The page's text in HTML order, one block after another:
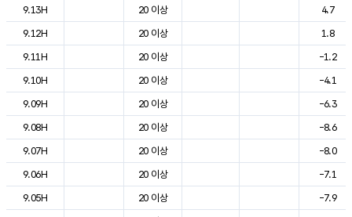
9.13H
20 이상
4.7
9.12H
20 이상
1.8
9.11H
20 이상
-1.2
9.10H
20 이상
-4.1
9.09H
20 이상
-6.3
9.08H
20 이상
-8.6
9.07H
20 이상
-8.0
9.06H
20 이상
-7.1
9.05H
20 이상
-7.9